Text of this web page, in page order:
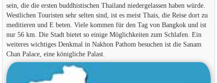
sein, die die ersten buddhistischen Thailand niedergelassen haben würde.
Westlichen Touristen sehr selten sind, ist es meist Thais, die Reise dort zu
meditieren und E beten. Viele kommen für den Tag von Bangkok und ist
nur 56 km. Die Stadt bietet so einige Möglichkeiten zum Schlafen. Ein
weiteres wichtiges Denkmal in Nakhon Pathom besuchen ist die Sanam
Chan Palace, eine königliche Palast.